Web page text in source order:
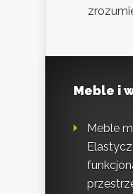
Meble i
Meble